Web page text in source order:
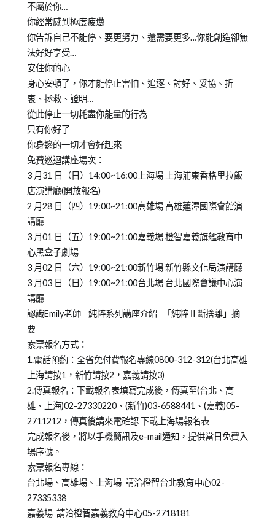
不屬於你…
你經常感到極度疲憊
你告訴自己不能停、要更努力、還需要更多…你能創造卻無
法好好享受…
安住你的心
身心安頓了，你才能停止害怕、追逐、討好、妥協、折
衷、拯救、證明…
從此停止一切耗盡你能量的行為
只有你好了
你身邊的一切才會好起來
免費巡迴講座場次：
3 月31 日（日）14:00~16:00上海場 上海浦東香格里拉飯
店演講廳(開放報名)
2 月28 日（四）19:00~21:00高雄場 高雄蓮潭國際會館演
講廳
3 月01 日（五）19:00~21:00嘉義場 橙智嘉義旗艦教育中
心黑盒子劇場
3 月02 日（六）19:00~21:00新竹場 新竹縣文化局演講廳
3 月03 日（日）19:00~21:00台北場 台北國際會議中心演
講廳
認識Emily老師 純粹系列講座介紹 「純粹Ⅱ斷捨離」摘
要
索票報名方式：
1.電話預約：全省免付費報名專線0800-312-312(台北高雄
上海請按1，新竹請按2，嘉義請按3)
2.傳真報名：下載報名表填寫完成後，傳真至(台北、高
雄、上海)02-27330220、(新竹)03-6588441、(嘉義)05-
2711212，傳真後請來電確認 下載上海場報名表
完成報名後，將以手機簡訊及e-mail通知，提供當日免費入
場序號。
索票報名專線：
台北場、高雄場、上海場 請洽橙智台北教育中心02-
27335338
嘉義場 請洽橙智嘉義教育中心05-2718181